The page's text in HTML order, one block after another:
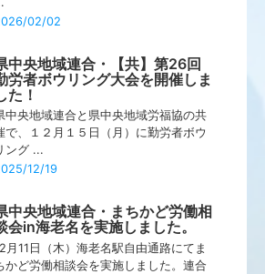
02/02
中央地域連合・【共】第26回
労者ボウリング大会を開催しま
た！
中央地域連合と県中央地域労福協の共
で、１２月１５日（月）に勤労者ボウ
ング ...
12/19
中央地域連合・まちかど労働相
会in海老名を実施しました。
月11日（木）海老名駅自由通路にてま
かど労働相談会を実施しました。連合